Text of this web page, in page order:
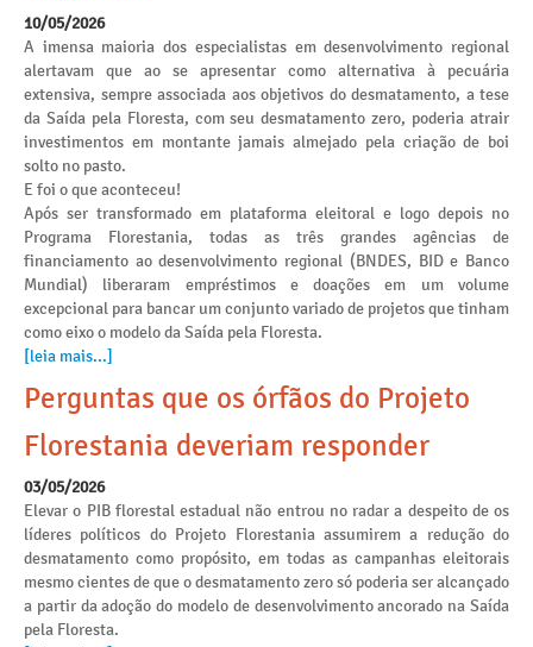
10/05/2026
A imensa maioria dos especialistas em desenvolvimento regional
alertavam que ao se apresentar como alternativa à pecuária
extensiva, sempre associada aos objetivos do desmatamento, a tese
da Saída pela Floresta, com seu desmatamento zero, poderia atrair
investimentos em montante jamais almejado pela criação de boi
solto no pasto.
E foi o que aconteceu!
Após ser transformado em plataforma eleitoral e logo depois no
Programa Florestania, todas as três grandes agências de
financiamento ao desenvolvimento regional (BNDES, BID e Banco
Mundial) liberaram empréstimos e doações em um volume
excepcional para bancar um conjunto variado de projetos que tinham
como eixo o modelo da Saída pela Floresta.
[leia mais...]
Perguntas que os órfãos do Projeto
Florestania deveriam responder
03/05/2026
Elevar o PIB florestal estadual não entrou no radar a despeito de os
líderes políticos do Projeto Florestania assumirem a redução do
desmatamento como propósito, em todas as campanhas eleitorais
mesmo cientes de que o desmatamento zero só poderia ser alcançado
a partir da adoção do modelo de desenvolvimento ancorado na Saída
pela Floresta.